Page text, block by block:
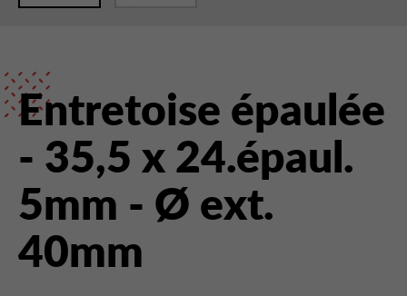
Entretoise épaulée
- 35,5 x 24.épaul.
5mm - Ø ext.
40mm